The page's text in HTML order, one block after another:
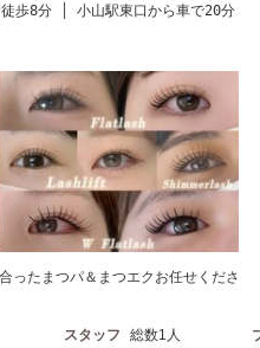
歩8分 │ 小山駅東口から車で20分
ったまつパ＆まつエクお任せくださ
スタッフ 総数1人